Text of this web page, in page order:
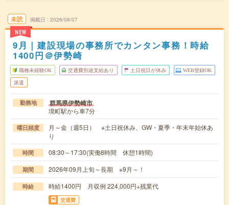
未読
NEW
掲載日 2026/08/07
9月｜建設現場の事務所でカンタン事務！時給
1400円＠伊勢崎
職種未経験OK 交通費別途支給あり 土日祝日が休み WEB登録OK
派遣
勤務地 群馬県伊勢崎市
境町駅から車7分
曜日頻度
月～金（週5日） ※土日祝休み、GW・夏季・年末年始休あ
り
時間 08:30～17:30(実働8時間 休憩1時間)
期間 2026年09月上旬～長期 ※9月～！
時給 時給1400円 月収例 224,000円+残業代
交通費